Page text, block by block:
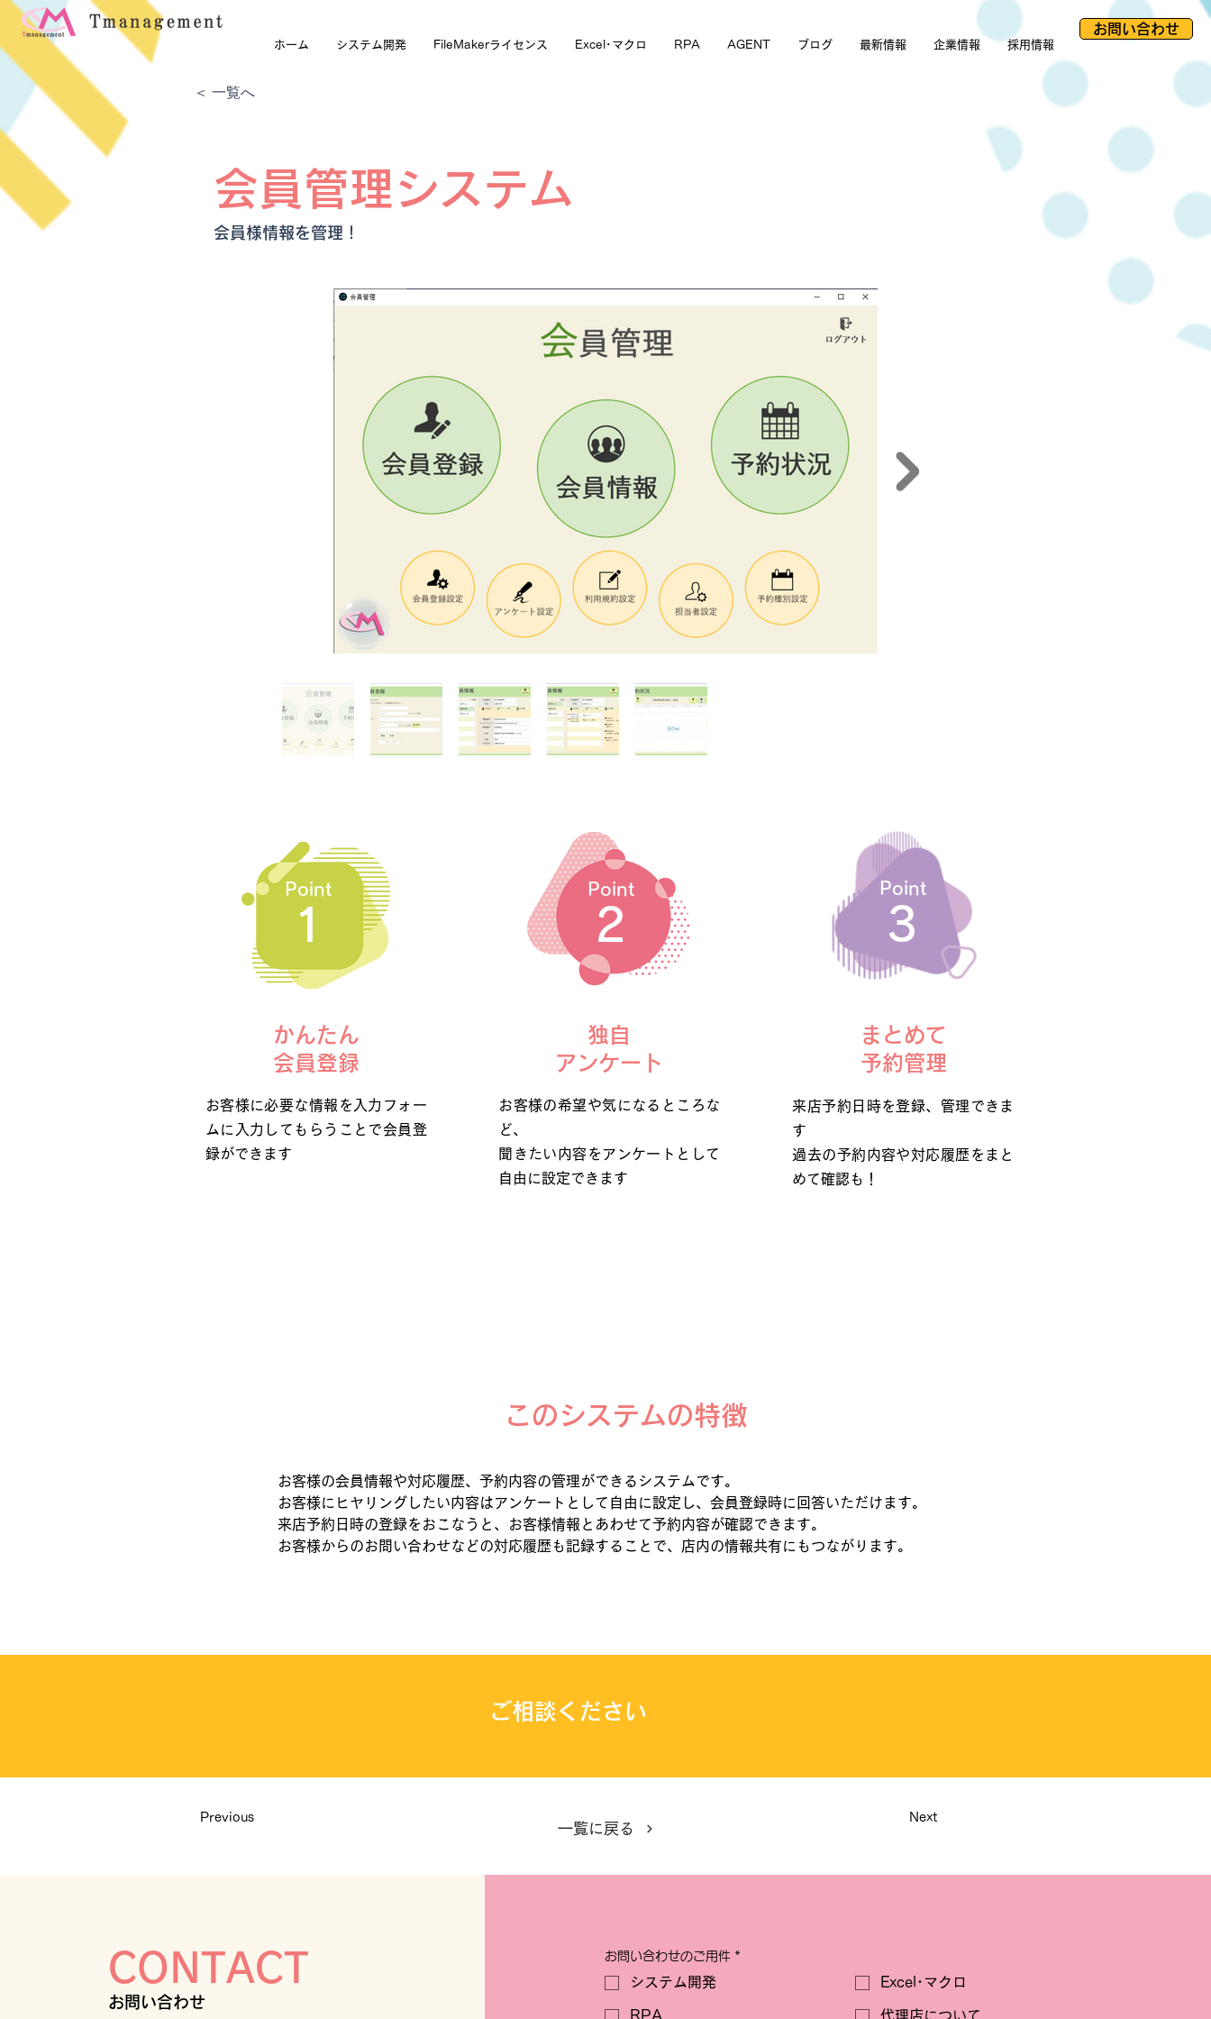
ホーム システム開発 FileMakerライセンス Excel･マクロ RPA AGENT ブログ 最新情報 企業情報 採用情報
お問い合わせ
＜ 一覧へ
会員管理システム
会員様情報を管理！
Point
1
かんたん
会員登録
お客様に必要な情報を入力フォー
ムに入力してもらうことで会員登
録ができます
Point
​2
独自
アンケート
お客様の希望や気になるところな
ど、
聞きたい内容をアンケートとして
自由に設定できます
Point
​3
まとめて
予約管理
来店予約日時を登録、管理できま
す
過去の予約内容や対応履歴をまと
めて確認も！
このシステムの特徴
お客様の会員情報や対応履歴、予約内容の管理ができるシステムです。
お客様にヒヤリングしたい内容はアンケートとして自由に設定し、会員登録時に回答いただけます。
来店予約日時の登録をおこなうと、お客様情報とあわせて予約内容が確認できます。
お客様からのお問い合わせなどの対応履歴も記録することで、店内の情報共有にもつながります。
ご相談ください
Previous
一覧に戻る
Next
CONTACT
お問い合わせ
お問い合わせのご用件 *
システム開発 Excel･マクロ
RPA 代理店について